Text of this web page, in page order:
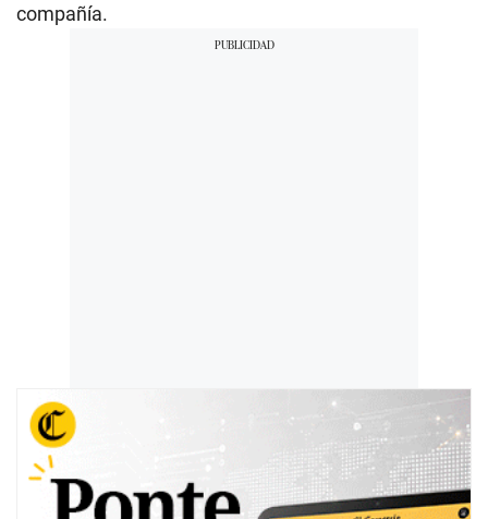
compañía.